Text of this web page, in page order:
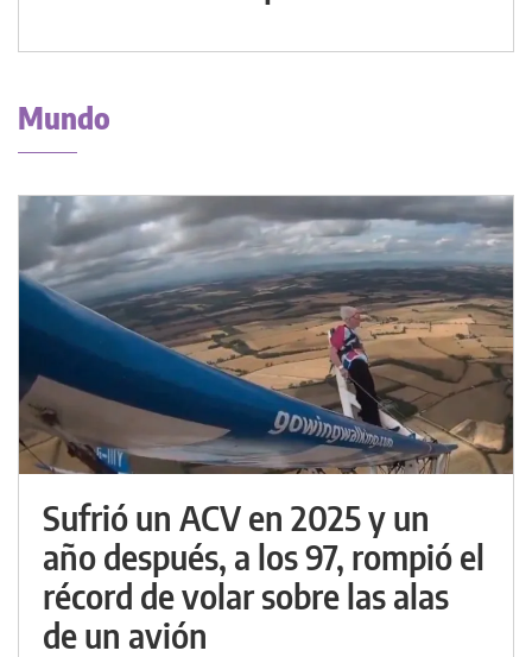
Mundo
Sufrió un ACV en 2025 y un
año después, a los 97, rompió el
récord de volar sobre las alas
de un avión